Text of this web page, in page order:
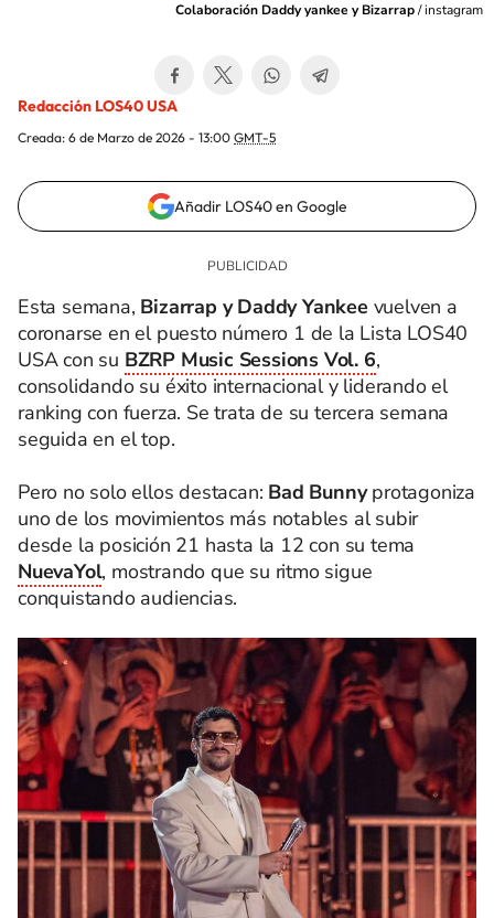
Colaboración Daddy yankee y Bizarrap/instagram
Redacción LOS40 USA
Creada: 6 de Marzo de 2026 - 13:00 GMT-5
Añadir LOS40 en Google
Esta semana, Bizarrap y Daddy Yankeevuelven a
coronarse en el puesto número 1 de la Lista LOS40
USA con su BZRP Music Sessions Vol. 6,
consolidando su éxito internacional y liderando el
ranking con fuerza. Se trata de su tercera semana
seguida en el top.
Pero no solo ellos destacan: Bad Bunnyprotagoniza
uno de los movimientos más notables al subir
desde la posición 21 hasta la 12 con su tema
NuevaYol, mostrando que su ritmo sigue
conquistando audiencias.